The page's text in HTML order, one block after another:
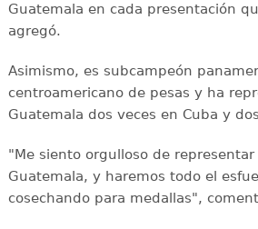
Guatemala en cada presentación
agregó.
Asimismo, es subcampeón
centroamericano de pesas y ha
Guatemala dos veces en Cuba y
"Me siento orgulloso de representar
Guatemala, y haremos todo el
cosechando para medallas",